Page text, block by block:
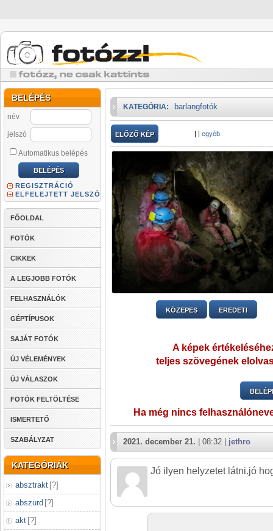
BELÉPÉS
név
jelszó
Automatikus belépés
REGISZTRÁCIÓ
ELFELEJTETT JELSZÓ
FŐOLDAL
FOTÓK
CIKKEK
A LEGJOBB FOTÓK
FELHASZNÁLÓK
GÉPTÍPUSOK
SAJÁT FOTÓK
ÚJ VÉLEMÉNYEK
ÚJ VÁLASZOK
FOTÓK FELTÖLTÉSE
ISMERTETŐ
SZABÁLYZAT
KATEGÓRIÁK
absztrakt [?]
abszurd [?]
akt [?]
KATEGÓRIA: barlangfotók
ELŐZŐ KÉP | | egyéb
KÖZEPES EREDETI
A képek
teljes szövegének
Ha még nincs
2021. december 21. | 08:32 | jethro
Jó ilyen helyzetet látni.jó